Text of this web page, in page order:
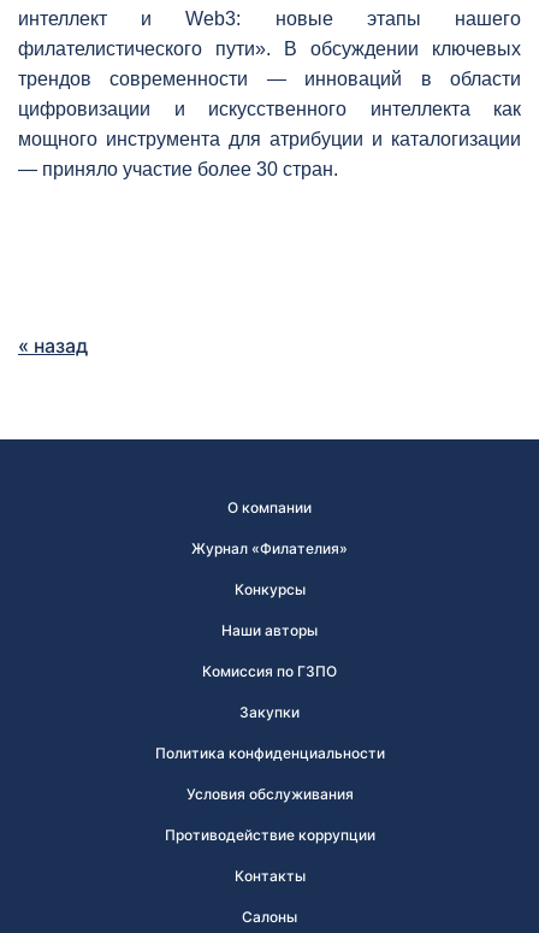
интеллект и Web3: новые этапы нашего
филателистического пути». В обсуждении ключевых
трендов современности — инноваций в области
цифровизации и искусственного интеллекта как
мощного инструмента для атрибуции и каталогизации
— приняло участие более 30 стран.
« назад
О компании
Журнал «Филателия»
Конкурсы
Наши авторы
Комиссия по ГЗПО
Закупки
Политика конфиденциальности
Условия обслуживания
Противодействие коррупции
Контакты
Салоны